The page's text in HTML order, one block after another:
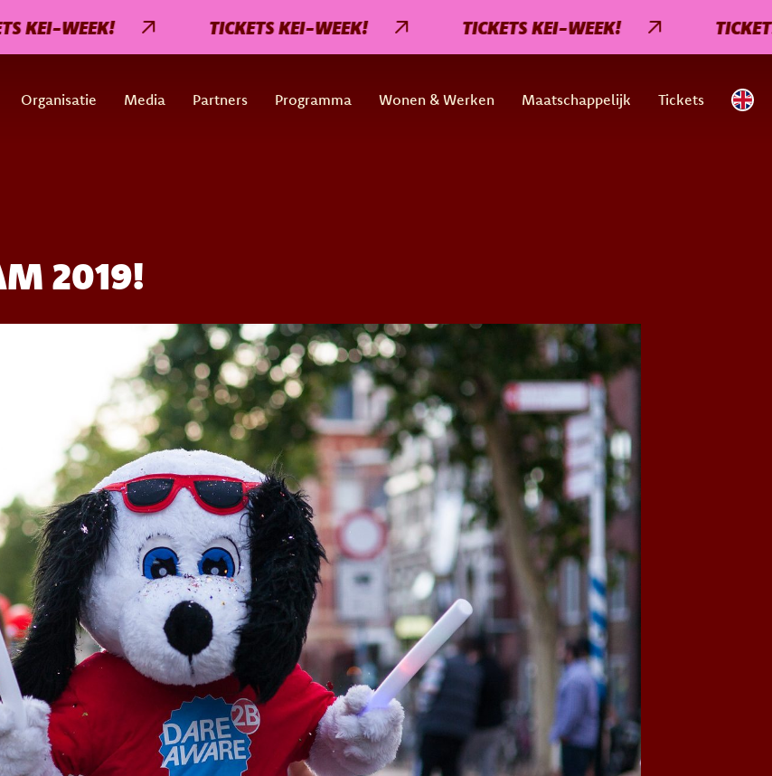
WEEK! TICKETS KEI-WEEK! TICKETS KEI-WEEK! TICKETS
Organisatie Media Partners Programma Wonen & Werken Maatschappelijk Tickets
2019!